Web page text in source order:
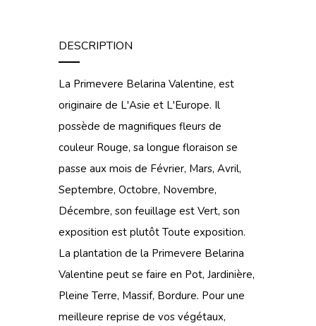
DESCRIPTION
La Primevere Belarina Valentine, est
originaire de L'Asie et L'Europe. Il
possède de magnifiques fleurs de
couleur Rouge, sa longue floraison se
passe aux mois de Février, Mars, Avril,
Septembre, Octobre, Novembre,
Décembre, son feuillage est Vert, son
exposition est plutôt Toute exposition.
La plantation de la Primevere Belarina
Valentine peut se faire en Pot, Jardinière,
Pleine Terre, Massif, Bordure. Pour une
meilleure reprise de vos végétaux,